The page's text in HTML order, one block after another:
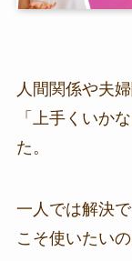
人間関係や夫
「上手くいか
た。
一人では解決
こそ使いたい